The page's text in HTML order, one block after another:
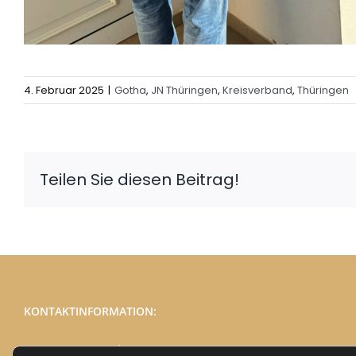
4. Februar 2025 | Gotha, JN Thüringen, Kreisverband, Thüringen
Teilen Sie diesen Beitrag!
KONTAKTINFORMATION: